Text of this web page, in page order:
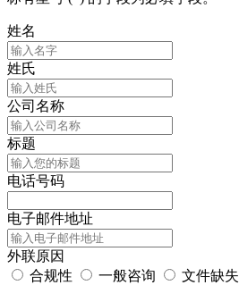
姓名
姓氏
公司名称
标题
电话号码
电子邮件地址
外联原因
合规性
一般咨询 文件缺失